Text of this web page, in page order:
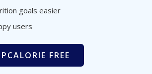
goals easier
users
FREE